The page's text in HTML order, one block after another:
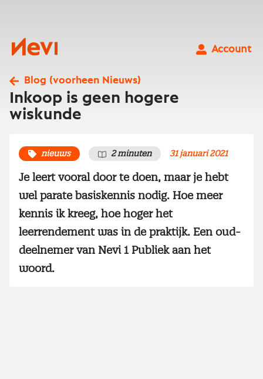
Nevi
Account
Blog (voorheen Nieuws)
Inkoop is geen hogere
wiskunde
nieuws 2 minuten 31 januari 2021
Je leert vooral door te doen, maar je hebt
wel parate basiskennis nodig. Hoe meer
kennis ik kreeg, hoe hoger het
leerrendement was in de praktijk. Een oud-
deelnemer van Nevi 1 Publiek aan het
woord.